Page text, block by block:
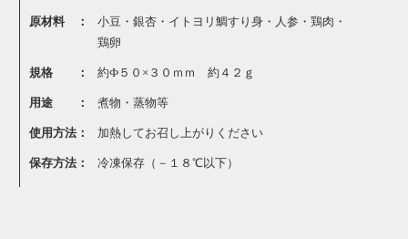
原材料 ：
小豆・銀杏・イトヨリ鯛すり身・人参・鶏肉・
鶏卵
規格 ： 約Ф５０×３０ｍｍ 約４２ｇ
用途 ： 煮物・蒸物等
使用方法： 加熱してお召し上がりください
保存方法： 冷凍保存（－１８℃以下）